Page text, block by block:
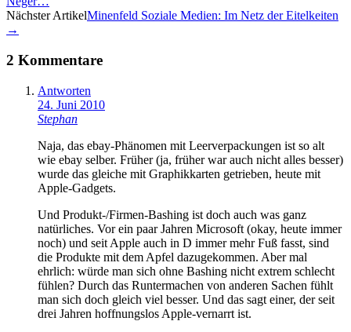
Navigation
Nächster ArtikelMinenfeld Soziale Medien: Im Netz der Eitelkeiten
→
2 Kommentare
Antworten
24. Juni 2010
Stephan
Naja, das ebay-Phänomen mit Leerverpackungen ist so alt
wie ebay selber. Früher (ja, früher war auch nicht alles besser)
wurde das gleiche mit Graphikkarten getrieben, heute mit
Apple-Gadgets.
Und Produkt-/Firmen-Bashing ist doch auch was ganz
natürliches. Vor ein paar Jahren Microsoft (okay, heute immer
noch) und seit Apple auch in D immer mehr Fuß fasst, sind
die Produkte mit dem Apfel dazugekommen. Aber mal
ehrlich: würde man sich ohne Bashing nicht extrem schlecht
fühlen? Durch das Runtermachen von anderen Sachen fühlt
man sich doch gleich viel besser. Und das sagt einer, der seit
drei Jahren hoffnungslos Apple-vernarrt ist.